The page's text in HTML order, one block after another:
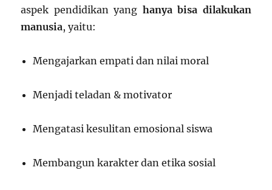
aspek pendidikan yang hanya bisa dilakukan
manusia, yaitu:
Mengajarkan empati dan nilai moral
Menjadi teladan & motivator
Mengatasi kesulitan emosional siswa
Membangun karakter dan etika sosial